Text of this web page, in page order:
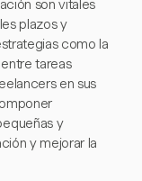
son vitales
plazos y
como la
tareas
en sus
y
y mejorar la